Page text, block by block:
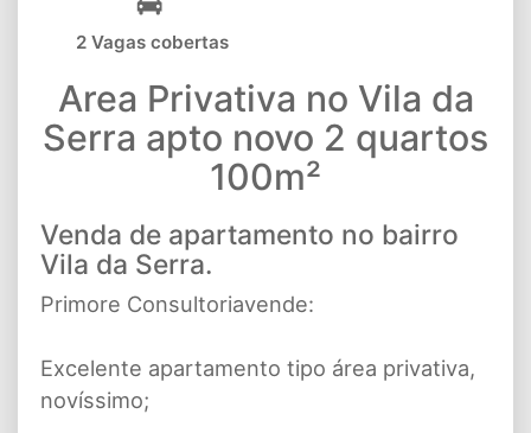
2 Vagas cobertas
Area Privativa no Vila da
Serra apto novo 2 quartos
100m²
Venda de apartamento no bairro
Vila da Serra.
Primore Consultoriavende:
Excelente apartamento tipo área privativa,
novíssimo;